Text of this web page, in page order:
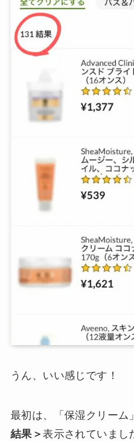
うん、いい感じです！
最初は、「保湿クリーム
結果＞表示されていまし